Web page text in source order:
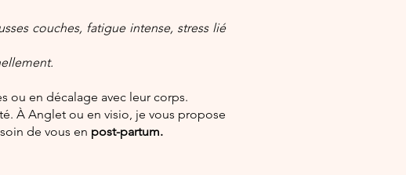
couches, fatigue intense, stress lié
ou en décalage avec leur corps.
À Anglet ou en visio, je vous propose
de vous en post-partum.